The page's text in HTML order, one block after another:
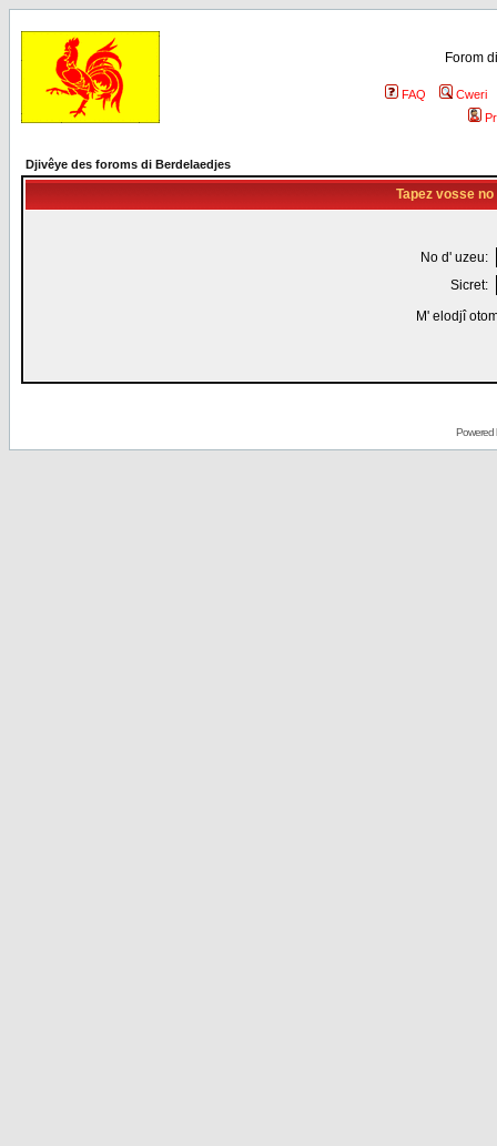
Forom
FAQ
Cweri
Djivêye des foroms di Berdelaedjes
Tapez vosse
No d' uzeu:
Sicret:
M' elodjî
Powered